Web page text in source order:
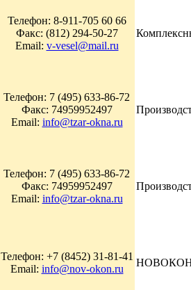
Телефон: 8-911-705 60 66
Факс: (812) 294-50-27
Email: v-vesel@mail.ru
Телефон: 7 (495) 633-86-72
Факс: 74959952497
Email: info@tzar-okna.ru
Телефон: 7 (495) 633-86-72
Факс: 74959952497
Email: info@tzar-okna.ru
Телефон: +7 (8452) 31-81-41
Email: info@nov-okon.ru
НОВОКОН –